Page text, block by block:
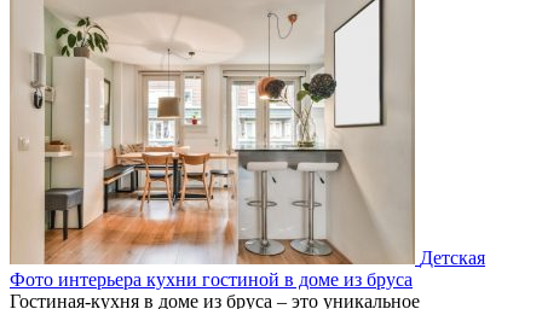
Детская
Фото интерьера кухни гостиной в доме из бруса
Гостиная-кухня в доме из бруса – это уникальное